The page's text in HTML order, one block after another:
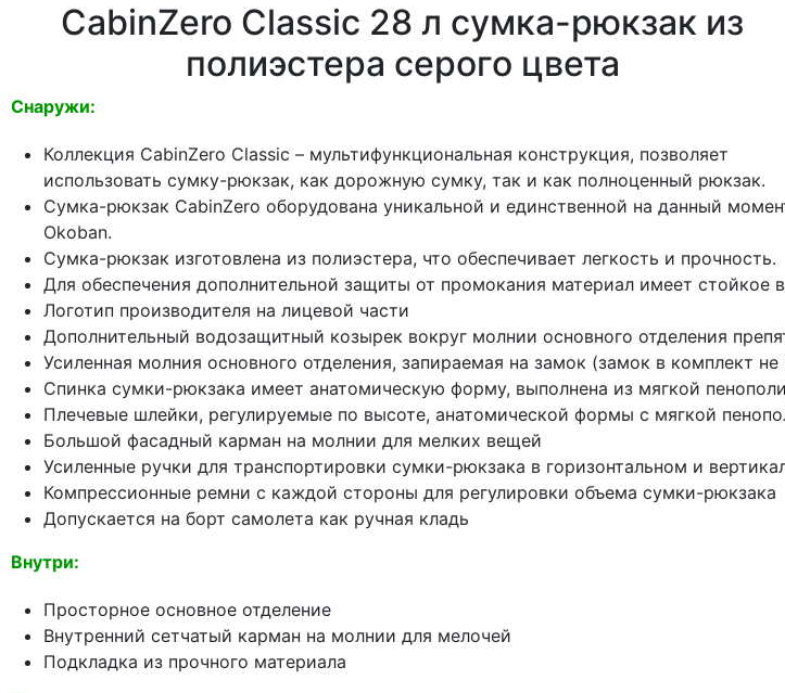
CabinZero Classic 28 л сумка-рюкзак из
полиэстера серого цвета
Снаружи:
Коллекция CabinZero Classic – мультифункциональная конструкция, позволяет
использовать сумку-рюкзак, как дорожную сумку, так и как полноценный рюкзак.
Сумка-рюкзак CabinZero оборудована уникальной и единственной на данный
Okoban.
Cумка-рюкзак изготовлена из полиэстера, что обеспечивает легкость и прочность.
Для обеспечения дополнительной защиты от промокания материал имеет стойкое
Логотип производителя на лицевой части
Дополнительный водозащитный козырек вокруг молнии основного отделения
Усиленная молния основного отделения, запираемая на замок (замок в комплект не
Спинка сумки-рюкзака имеет анатомическую форму, выполнена из мягкой
Плечевые шлейки, регулируемые по высоте, анатомической формы с мягкой
Большой фасадный карман на молнии для мелких вещей
Усиленные ручки для транспортировки сумки-рюкзака в горизонтальном и
Компрессионные ремни с каждой стороны для регулировки объема сумки-рюкзака
Допускается на борт самолета как ручная кладь
Внутри:
Просторное основное отделение
Внутренний сетчатый карман на молнии для мелочей
Подкладка из прочного материала